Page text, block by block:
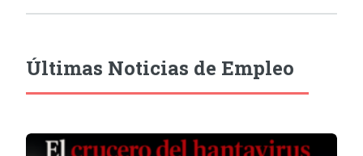
Últimas Noticias de Empleo